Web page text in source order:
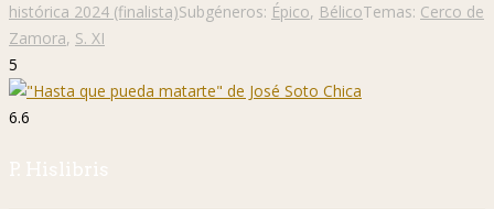
histórica 2024 (finalista)Subgéneros: Épico, BélicoTemas: Cerco de
Zamora, S. XI
5
6.6
P. Hislibris